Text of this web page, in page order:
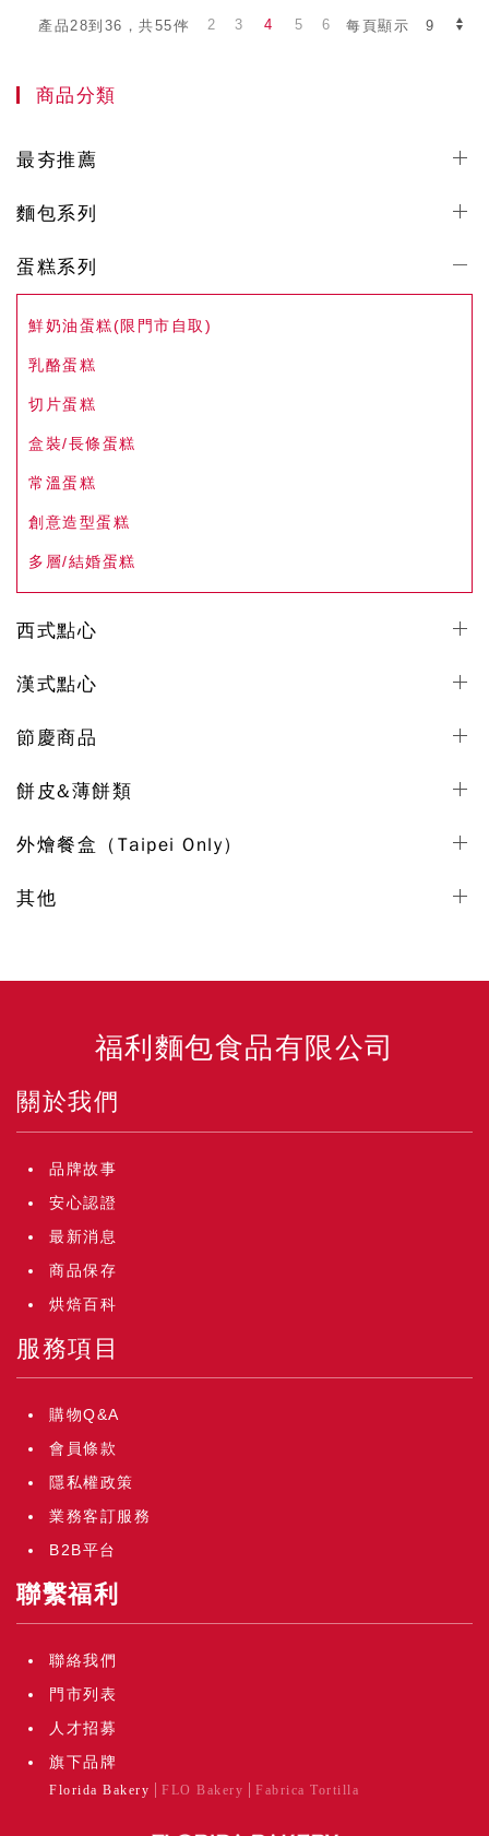
產品28到36，共55件 每頁顯示
2 3 4 5 6
商品分類
最夯推薦
麵包系列
蛋糕系列
鮮奶油蛋糕(限門市自取)
乳酪蛋糕
切片蛋糕
盒裝/長條蛋糕
常溫蛋糕
創意造型蛋糕
多層/結婚蛋糕
西式點心
漢式點心
節慶商品
餅皮&薄餅類
外燴餐盒（Taipei Only）
其他
福利麵包食品有限公司
關於我們
品牌故事
安心認證
最新消息
商品保存
烘焙百科
服務項目
購物Q&A
會員條款
隱私權政策
業務客訂服務
B2B平台
聯繫福利
聯絡我們
門市列表
人才招募
旗下品牌
Florida Bakery FLO Bakery Fabrica Tortilla